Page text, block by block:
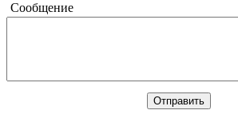
Сообщение